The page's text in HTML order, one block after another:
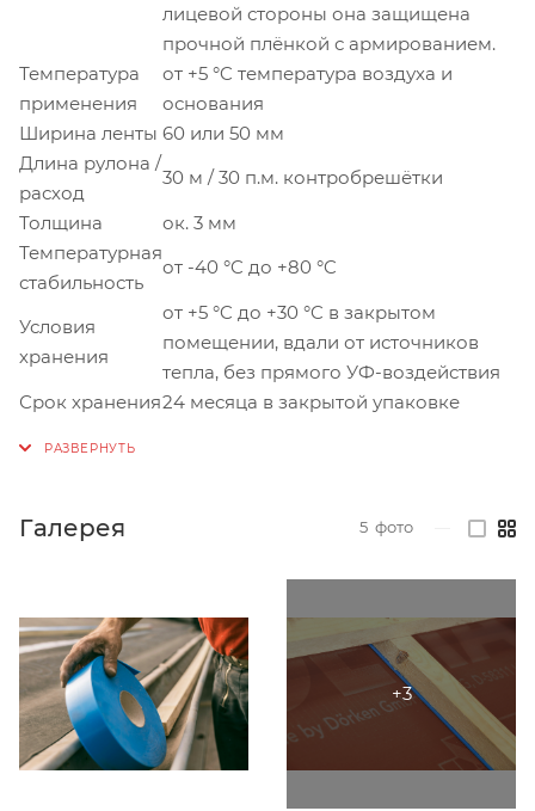
лицевой стороны она защищена
прочной плёнкой с армированием.
Температура
применения
от +5 °C температура воздуха и
основания
Ширина ленты 60 или 50 мм
Длина рулона /
расход
30 м / 30 п.м. контробрешётки
Толщина
ок. 3 мм
Температурная
стабильность
от -40 °C до +80 °C
Условия
хранения
от +5 °C до +30 °C в закрытом
помещении, вдали от источников
тепла, без прямого УФ-воздействия
Срок хранения24 месяца в закрытой упаковке
Галерея 5 фото